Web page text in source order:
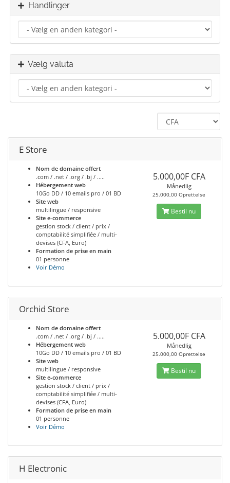
Handlinger
Vælg valuta
E Store
Nom de domaine offert
.com / .net / .org / .bj / .....
Hébergement web
10Go DD / 10 emails pro / 01 BD
Site web
multilingue / responsive
Site e-commerce
gestion stock / client / prix /
comptabilité simplifiée / multi-
devises (CFA, Euro)
Formation de prise en main
01 personne
Voir Démo
5.000,00F CFA
Månedlig
25.000,00 Oprettelse
Bestil nu
Orchid Store
Nom de domaine offert
.com / .net / .org / .bj / .....
Hébergement web
10Go DD / 10 emails pro / 01 BD
Site web
multilingue / responsive
Site e-commerce
gestion stock / client / prix /
comptabilité simplifiée / multi-
devises (CFA, Euro)
Formation de prise en main
01 personne
Voir Démo
5.000,00F CFA
Månedlig
25.000,00 Oprettelse
Bestil nu
H Electronic